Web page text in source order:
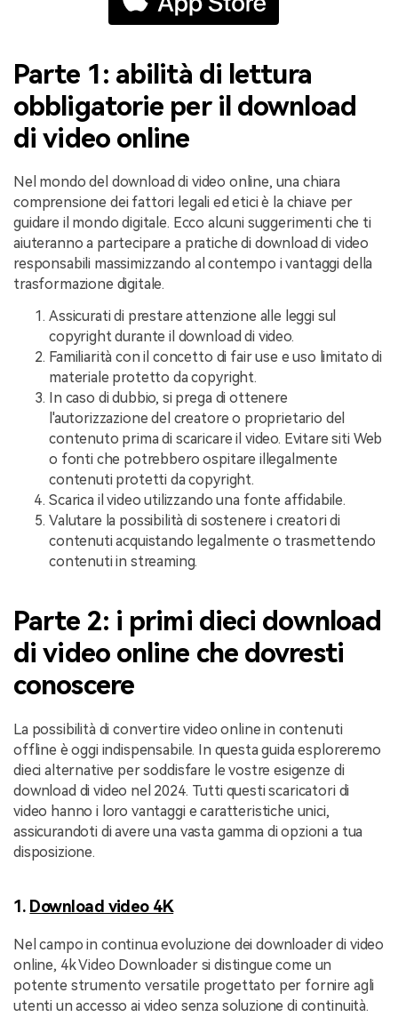
Parte 1: abilità di lettura
obbligatorie per il download
di video online
Nel mondo del download di video online, una chiara
comprensione dei fattori legali ed etici è la chiave per
guidare il mondo digitale. Ecco alcuni suggerimenti che ti
aiuteranno a partecipare a pratiche di download di video
responsabili massimizzando al contempo i vantaggi della
trasformazione digitale.
Assicurati di prestare attenzione alle leggi sul
copyright durante il download di video.
Familiarità con il concetto di fair use e uso limitato di
materiale protetto da copyright.
In caso di dubbio, si prega di ottenere
l'autorizzazione del creatore o proprietario del
contenuto prima di scaricare il video. Evitare siti Web
o fonti che potrebbero ospitare illegalmente
contenuti protetti da copyright.
Scarica il video utilizzando una fonte affidabile.
Valutare la possibilità di sostenere i creatori di
contenuti acquistando legalmente o trasmettendo
contenuti in streaming.
Parte 2: i primi dieci download
di video online che dovresti
conoscere
La possibilità di convertire video online in contenuti
offline è oggi indispensabile. In questa guida esploreremo
dieci alternative per soddisfare le vostre esigenze di
download di video nel 2024. Tutti questi scaricatori di
video hanno i loro vantaggi e caratteristiche unici,
assicurandoti di avere una vasta gamma di opzioni a tua
disposizione.
1. Download video 4K
Nel campo in continua evoluzione dei downloader di video
online, 4k Video Downloader si distingue come un
potente strumento versatile progettato per fornire agli
utenti un accesso ai video senza soluzione di continuità.